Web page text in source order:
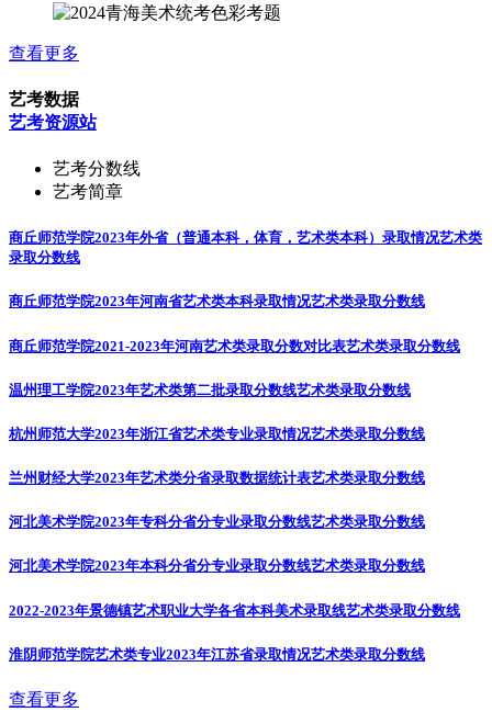
查看更多
艺考数据
艺考资源站
艺考分数线
艺考简章
商丘师范学院2023年外省（普通本科，体育，艺术类本科）录取情况艺术类
录取分数线
商丘师范学院2023年河南省艺术类本科录取情况艺术类录取分数线
商丘师范学院2021-2023年河南艺术类录取分数对比表艺术类录取分数线
温州理工学院2023年艺术类第二批录取分数线艺术类录取分数线
杭州师范大学2023年浙江省艺术类专业录取情况艺术类录取分数线
兰州财经大学2023年艺术类分省录取数据统计表艺术类录取分数线
河北美术学院2023年专科分省分专业录取分数线艺术类录取分数线
河北美术学院2023年本科分省分专业录取分数线艺术类录取分数线
2022-2023年景德镇艺术职业大学各省本科美术录取线艺术类录取分数线
淮阴师范学院艺术类专业2023年江苏省录取情况艺术类录取分数线
查看更多